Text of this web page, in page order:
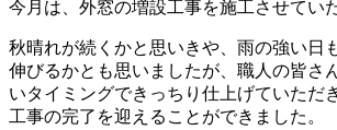
今月は、外窓の増設工事を施工させてい
秋晴れが続くかと思いきや、雨の強い日
伸びるかとも思いましたが、職人の皆さ
いタイミングできっちり仕上げていただ
工事の完了を迎えることができました。